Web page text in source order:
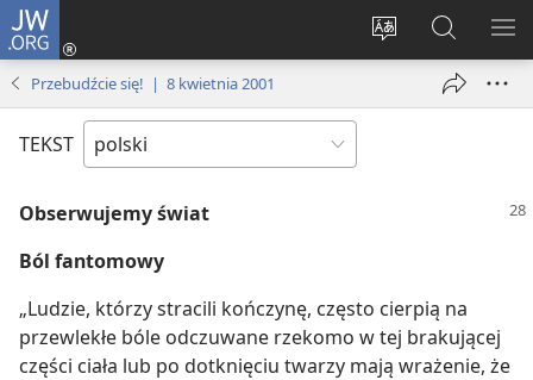
JW.ORG
Wybór
Logowanie
(opens
Szukaj
na
JW.ORG
Przebudźcie się! | 8 kwietnia 2001
TEKST
Obserwujemy świat
Ból fantomowy
„Ludzie, którzy stracili kończynę, często cierpią na
przewlekłe bóle odczuwane rzekomo w tej brakującej
części ciała lub po dotknięciu twarzy mają wrażenie, że